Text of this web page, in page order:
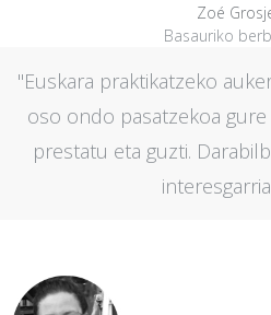
Zoé
Basauriko
"Euskara praktikatzeko
oso ondo pasatzekoa
prestatu eta guzti.